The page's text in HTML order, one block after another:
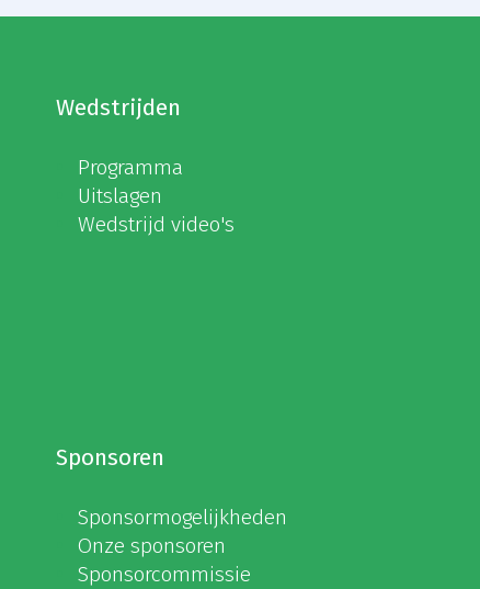
Wedstrijden
Programma
Uitslagen
Wedstrijd video's
Sponsoren
Sponsormogelijkheden
Onze sponsoren
Sponsorcommissie